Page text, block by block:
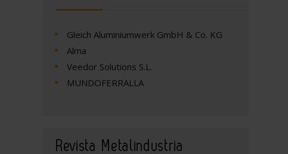
Gleich Aluminiumwerk GmbH & Co. KG
Alma
Veedor Solutions S.L.
MUNDOFERRALLA
Revista Metalindustria